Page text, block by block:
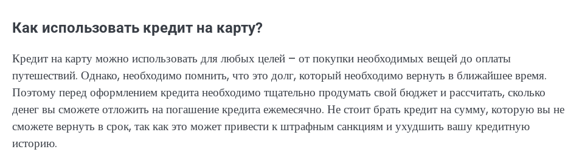
Как использовать кредит на карту?
Кредит на карту можно использовать для любых целей – от покупки необходимых вещей до оплаты
путешествий. Однако, необходимо помнить, что это долг, который необходимо вернуть в ближайшее время.
Поэтому перед оформлением кредита необходимо тщательно продумать свой бюджет и рассчитать, сколько
денег вы сможете отложить на погашение кредита ежемесячно. Не стоит брать кредит на сумму, которую вы не
сможете вернуть в срок, так как это может привести к штрафным санкциям и ухудшить вашу кредитную
историю.